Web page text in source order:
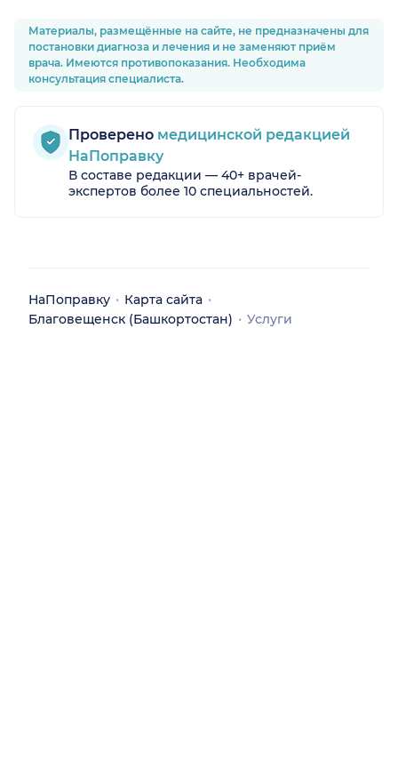
Материалы, размещённые на сайте, не предназначены для
постановки диагноза и лечения и не заменяют приём
врача. Имеются противопоказания. Необходима
консультация специалиста.
Проверено медицинской редакцией
НаПоправку
В составе редакции — 40+ врачей-
экспертов более 10 специальностей.
НаПоправку
Карта сайта
Благовещенск (Башкортостан)
Услуги